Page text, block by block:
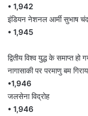
• 1,942
इंडियन नेशनल आर्मी सुभाष चंद्र
• 1,945
द्वितीय विश्व युद्ध के समाप्त
नागासाकी पर परमाणु बम
•1,946
जलसेना विद्रोह
• 1,946